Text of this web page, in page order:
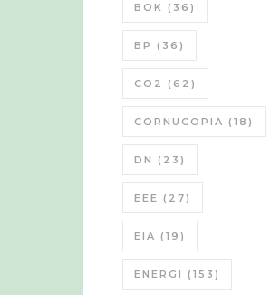
BOK (36)
BP (36)
CO2 (62)
CORNUCOPIA (18)
DN (23)
EEE (27)
EIA (19)
ENERGI (153)